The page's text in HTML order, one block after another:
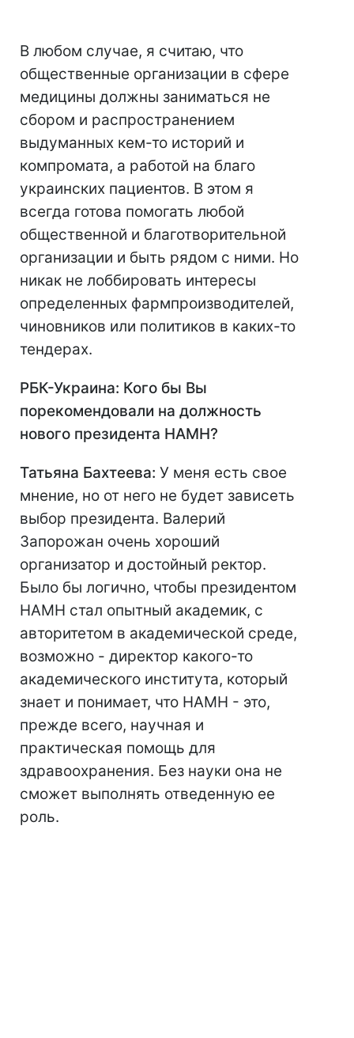
В любом случае, я считаю, что
общественные организации в сфере
медицины должны заниматься не
сбором и распространением
выдуманных кем-то историй и
компромата, а работой на благо
украинских пациентов. В этом я
всегда готова помогать любой
общественной и благотворительной
организации и быть рядом с ними. Но
никак не лоббировать интересы
определенных фармпроизводителей,
чиновников или политиков в каких-то
тендерах.
РБК-Украина: Кого бы Вы
порекомендовали на должность
нового президента НАМН?
Татьяна Бахтеева: У меня есть свое
мнение, но от него не будет зависеть
выбор президента. Валерий
Запорожан очень хороший
организатор и достойный ректор.
Было бы логично, чтобы президентом
НАМН стал опытный академик, с
авторитетом в академической среде,
возможно - директор какого-то
академического института, который
знает и понимает, что НАМН - это,
прежде всего, научная и
практическая помощь для
здравоохранения. Без науки она не
сможет выполнять отведенную ее
роль.